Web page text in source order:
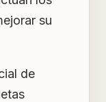
su
de